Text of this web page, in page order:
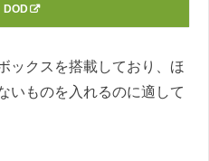
DOD
ックスを搭載しており、ほ
いものを入れるのに適して